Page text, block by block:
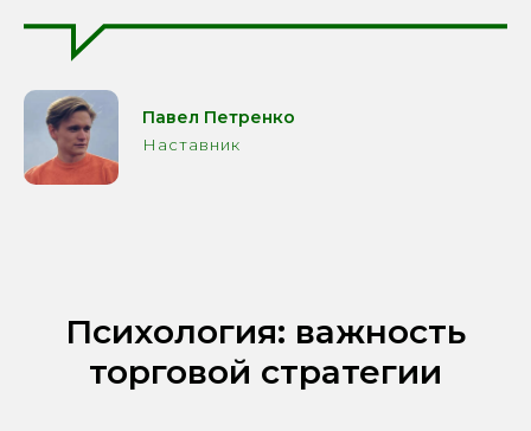
Павел Петренко
Наставник
Психология: важность
торговой стратегии